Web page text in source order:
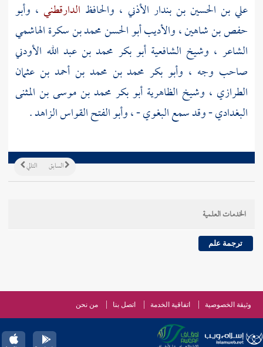
علي بن الحسين بن بندار الأذني ، والحافظ الدارقطني ، وأبو
حفص بن شاهين، والأديبأبو الحسن محمد بن سكرة الهاشمي
الشاعر ، وشيخ الشافعيةأبو بكر محمد بن عبد الله الأودني
صاحب وجه ، وأبو بكر محمد بن محمد بن أحمد بن عثمان
الطرازي ، وشيخ الظاهريةأبو بكر محمد بن موسى بن المثنى
البغدادي- وقد سمعالبغوي- ،وأبو الفتح القواس الزاهد.
التالي السابق
الخدمات العلمية
ترجمة علم
وثيقة الخصوصية اتفاقية الخدمة اتصل بنا من نحن